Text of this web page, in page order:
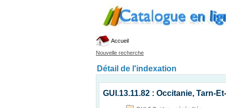
Accueil
Nouvelle recherche
Détail de l'indexation
GUI.13.11.82 : Occitanie, Tarn-